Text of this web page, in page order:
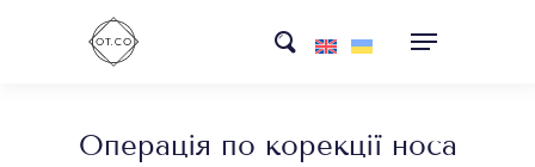
search
Операція по корекції носа